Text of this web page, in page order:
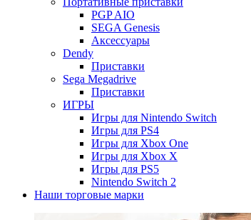
PGP AIO
SEGA Genesis
Аксессуары
Dendy
Приставки
Sega Megadrive
Приставки
ИГРЫ
Игры для Nintendo Switch
Игры для PS4
Игры для Xbox One
Игры для Xbox X
Игры для PS5
Nintendo Switch 2
Наши торговые марки